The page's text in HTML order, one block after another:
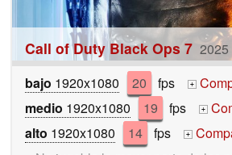
Call of Duty Black Ops 7 2025
bajo 1920x1080 20 fps +
medio 1920x1080 19 fps +
alto 1920x1080 14 fps +